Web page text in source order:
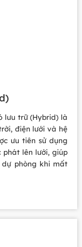
lưu trữ (Hybrid) là
điện lưới và hệ
ưu tiên sử dụng
phát lên lưới, giúp
phòng khi mất